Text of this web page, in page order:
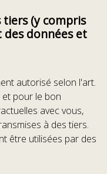
(y compris
données et
autorisé selon l'art.
et pour le bon
avec vous,
à des tiers.
être utilisées par des